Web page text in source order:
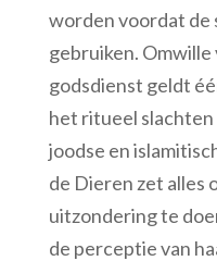
worden voordat de
gebruiken. Omwille
godsdienst geldt
het ritueel
joodse en
de Dieren zet alles
uitzondering te
de perceptie van